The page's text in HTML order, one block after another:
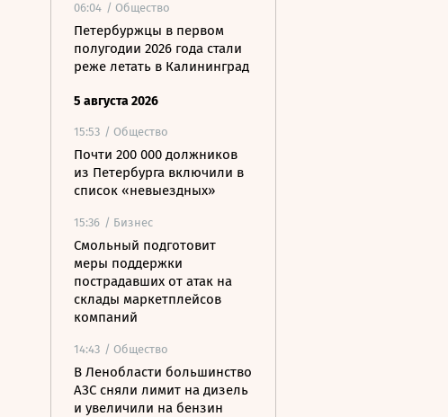
06:04 / Общество
Петербуржцы в первом
полугодии 2026 года стали
реже летать в Калининград
5 августа 2026
15:53 / Общество
Почти 200 000 должников
из Петербурга включили в
список «невыездных»
15:36 / Бизнес
Смольный подготовит
меры поддержки
пострадавших от атак на
склады маркетплейсов
компаний
14:43 / Общество
В Ленобласти большинство
АЗС сняли лимит на дизель
и увеличили на бензин